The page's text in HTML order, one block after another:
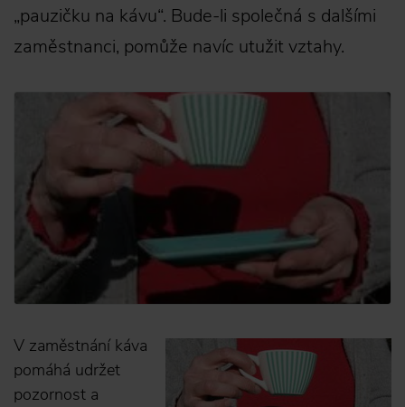
„pauzičku na kávu“. Bude-li společná s dalšími
zaměstnanci, pomůže navíc utužit vztahy.
V zaměstnání káva
pomáhá udržet
pozornost a